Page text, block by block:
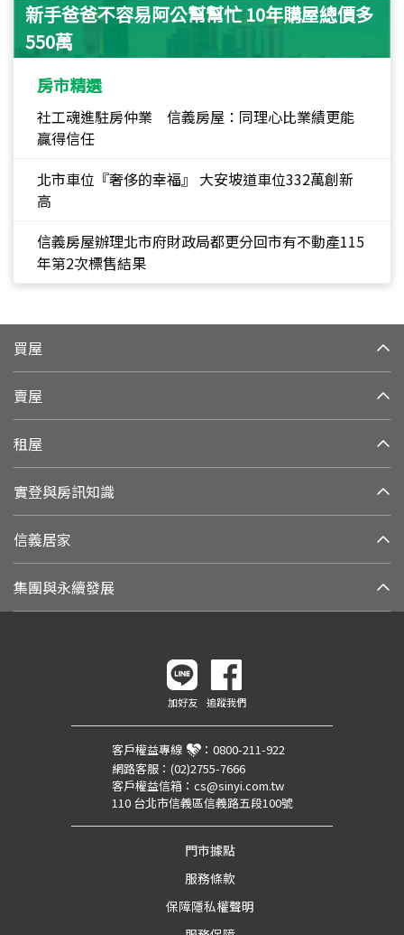
新手爸爸不容易阿公幫幫忙 10年購屋總價多
550萬
房市精選
社工魂進駐房仲業 信義房屋：同理心比業績更能
贏得信任
北市車位『奢侈的幸福』 大安坡道車位332萬創新
高
信義房屋辦理北市府財政局都更分回市有不動產115
年第2次標售結果
買屋
賣屋
租屋
實登與房訊知識
信義居家
集團與永續發展
加好友 追蹤我們
客戶權益專線 ： 0800-211-922
網路客服： (02)2755-7666
客戶權益信箱： cs@sinyi.com.tw
110 台北市信義區信義路五段100號
門市據點
服務條款
保障隱私權聲明